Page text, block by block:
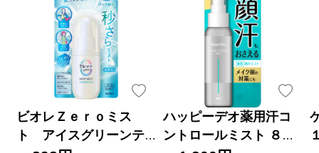
ビオレＺｅｒｏミス
ト アイスグリーンテ
ハッピーデオ薬用汗コ
ントロールミスト ８０